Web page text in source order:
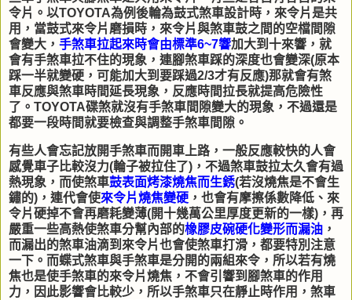
令片。以TOYOTA為例後輪為鼓式煞車設計時，來令片是共
用，當鼓式來令片磨損時，來令片與煞車鼓之間的空檔間隙
會變大， 手煞車拉起來時會由標準6~7響加大到十來響，就
會有手煞車拉不住的現象，連腳煞車踩的深度也會變深(原本
踩一半就變硬，可能加大到要踩過2/3才有反應)那就會有煞
車反應與煞車時間延長現象，反應時間拉長就提高危險性
了。TOYOTA碟煞就沒有手煞車間隙變大的現象，不過還是
都要一段時間就要檢查與調整手煞車間隙。
有些人會忘記放開手煞車而開車上路，一般反應較快的人會
感覺車子比較沒力(輪子被拉住了)，不過煞車鼓拉太久會有過
熱現象，而使煞車鼓表面烤漆燒焦而生銹(若沒燒焦是不會生
鏽的)，連代會使來令片燒焦變硬 ，也會有摩擦係數降低、來
令片硬掉不會再磨耗變薄(開十幾萬公里厚度更新的一樣)，再
嚴重一些高熱使煞車分幫內部的橡膠皮碗硬化變形而漏油 ，
而漏出的煞車油滴到來令片也會使煞車打滑，都要特別注意
一下。而蝶式煞車與手煞車是分開的兩組來令，所以若有燒
焦也是使手煞車的來令片燒焦，不會引響到腳煞車的作用
力，因此影響會比較少，所以手煞車只在靜止時作用，煞車